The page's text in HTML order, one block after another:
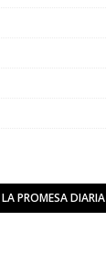
LA PROMESA DIARIA